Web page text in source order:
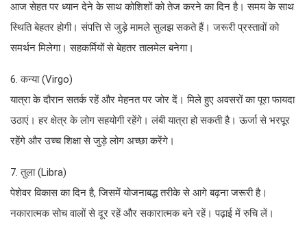
आज सेहत पर ध्यान देने के साथ कोशिशों को तेज करने का दिन है। समय के साथ
स्थिति बेहतर होगी। संपत्ति से जुड़े मामले सुलझ सकते हैं। जरूरी प्रस्तावों को
समर्थन मिलेगा। सहकर्मियों से बेहतर तालमेल बनेगा।
6. कन्या (Virgo)
यात्रा के दौरान सतर्क रहें और मेहनत पर जोर दें। मिले हुए अवसरों का पूरा फायदा
उठाएं। हर क्षेत्र के लोग सहयोगी रहेंगे। लंबी यात्रा हो सकती है। ऊर्जा से भरपूर
रहेंगे और उच्च शिक्षा से जुड़े लोग अच्छा करेंगे।
7. तुला (Libra)
पेशेवर विकास का दिन है, जिसमें योजनाबद्ध तरीके से आगे बढ़ना जरूरी है।
नकारात्मक सोच वालों से दूर रहें और सकारात्मक बने रहें। पढ़ाई में रुचि लें।